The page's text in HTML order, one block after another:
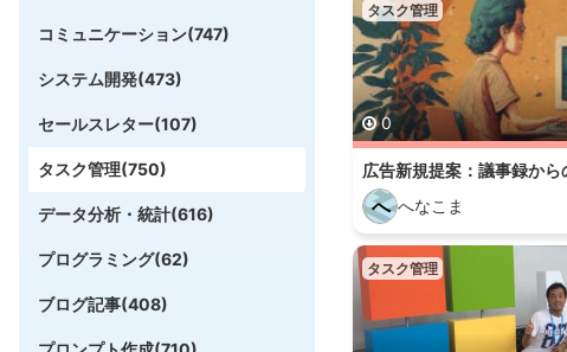
コミュニケーション(747)
システム開発(473)
セールスレター(107)
タスク管理(750)
データ分析・統計(616)
プログラミング(62)
ブログ記事(408)
タスク管理
0
へ へなこま
タスク管理